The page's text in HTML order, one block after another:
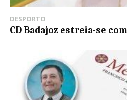
DESPORTO
CD Badajoz estreia-se